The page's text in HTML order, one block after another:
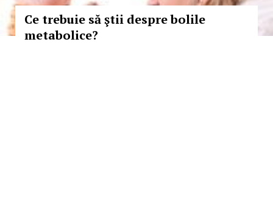
Ce trebuie să ştii despre bolile
metabolice?